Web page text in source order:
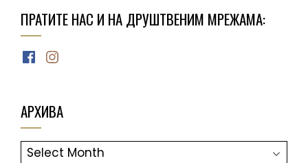
ПРАТИТЕ НАС И НА ДРУШТВЕНИМ МРЕЖАМА:
Facebook
Instagram
АРХИВА
АРХИВА